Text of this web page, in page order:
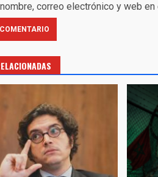
correo electrónico y web